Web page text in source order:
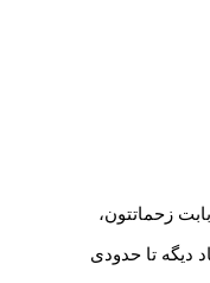
زحماتتون،
دیگه تا حدودی